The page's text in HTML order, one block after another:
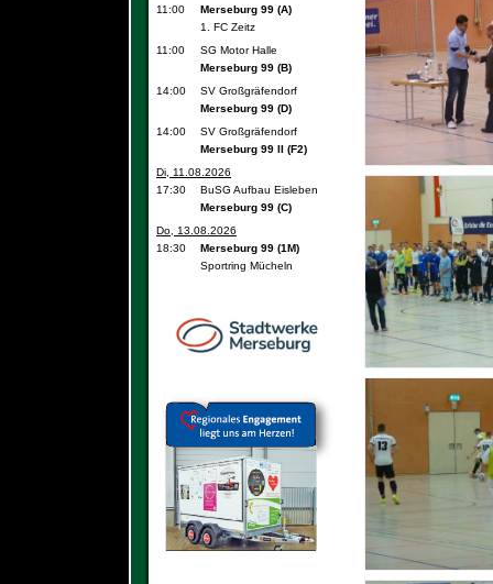
11:00
Merseburg 99 (A)
1. FC Zeitz
11:00
SG Motor Halle
Merseburg 99 (B)
14:00
SV Großgräfendorf
Merseburg 99 (D)
14:00
SV Großgräfendorf
Merseburg 99 II (F2)
Di, 11.08.2026
17:30
BuSG Aufbau Eisleben
Merseburg 99 (C)
Do, 13.08.2026
18:30
Merseburg 99 (1M)
Sportring Mücheln